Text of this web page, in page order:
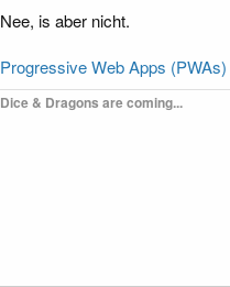
Nee, is aber nicht.
Progressive Web Apps
Dice & Dragons are coming...